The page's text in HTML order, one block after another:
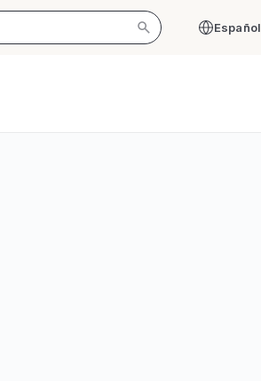
Español